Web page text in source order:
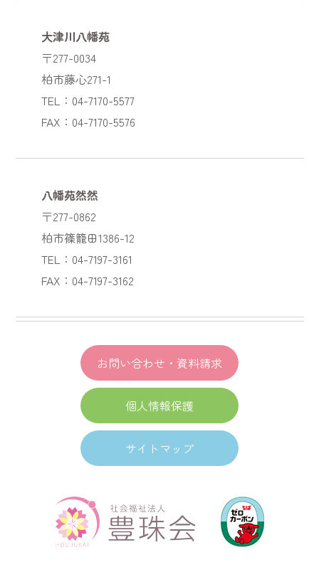
大津川八幡苑
〒277-0034
柏市藤心271-1
TEL：04-7170-5577
FAX：04-7170-5576
八幡苑然然
〒277-0862
柏市篠籠田1386-12
TEL：04-7197-3161
FAX：04-7197-3162
お問い合わせ・資料請求
個人情報保護
サイトマップ